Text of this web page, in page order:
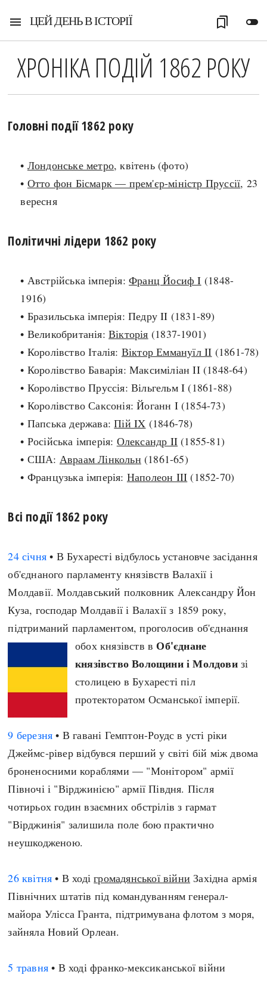
menu ЦЕЙ ДЕНЬ В ІСТОРІЇ toggle_off
bookmarks
СЬОГОДНІ
ЗАГОЛОВКИ
ПРАВИЛА ЖИТТЯ
ВИ (НЕ) ЗНАЛИ
ПОДКАСТИ
КРУГЛІ ДАТИ
КАРТИ
НОТА БЕНЕ
ФОТОІСТОРІЇ
ІНФОГРАФІКА
ПРЯМА МОВА
МОЯ ІСТОРІЯ
Рубрики
Подорожі і відкриття
Регіони
Австралія
Азія
А(нта)рктика
Африка
Європа
Хронологія
Античні часи
Темні віки
Високе Середньовіччя
Нова історія
Новітня історія
Наш час
Індекси
Нові статті
Визначальні події
#Хештеги
Автори
ХРОНІКА ПОДІЙ 1862 РОКУ
Головні події 1862 року
• Лондонське метро, квітень (фото)
• Отто фон Бісмарк — прем'єр-міністр Пруссії, 23
вересня
Політичні лідери 1862 року
• Австрійська імперія:Франц Йосиф I (1848-
1916)
• Бразильська імперія: Педру II (1831-89)
• Великобританія:Вікторія (1837-1901)
• Королівство Італія: Віктор Еммануїл II (1861-78)
• Королівство Баварія: Максиміліан II (1848-64)
• Королівство Пруссія: Вільгельм I (1861-88)
• Королівство Саксонія: Йоганн I (1854-73)
• Папська держава:Пій IX (1846-78)
• Російська імперія: Олександр II (1855-81)
• США: Авраам Лінкольн (1861-65)
• Французька імперія: Наполеон III (1852-70)
Всі події 1862 року
24 січня • В Бухаресті відбулось установче засідання
об'єднаного парламенту князівств Валахії і
Молдавії. Молдавський полковник Александру Йон
Куза, господар Молдавії і Валахії з 1859 року,
підтриманий парламентом, проголосив об'єднання
обох князівств в Об'єднане
князівство Волощини і Молдовизі
столицею в Бухаресті піл
протекторатом Османської імперії.
9 березня • В гавані Гемптон-Роудс в усті ріки
Джеймс-рівер відбувся перший у світі бій між двома
броненосними кораблями — "Монітором" армії
Півночі і "Вірджинією" армії Півдня. Після
чотирьох годин взаємних обстрілів з гармат
"Вірджинія" залишила поле бою практично
неушкодженою.
26 квітня • В ходігромадянської війни Західна армія
Північних штатів під командуванням генерал-
майора Улісса Гранта, підтримувана флотом з моря,
зайняла Новий Орлеан.
5 травня • В ході франко-мексиканської війни